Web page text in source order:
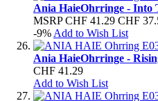
Ania HaieOhrringe - Into
MSRP CHF 41.29 CHF
-9% Add to Wish List
Ania HaieOhrringe -
CHF 41.29
Add to Wish List